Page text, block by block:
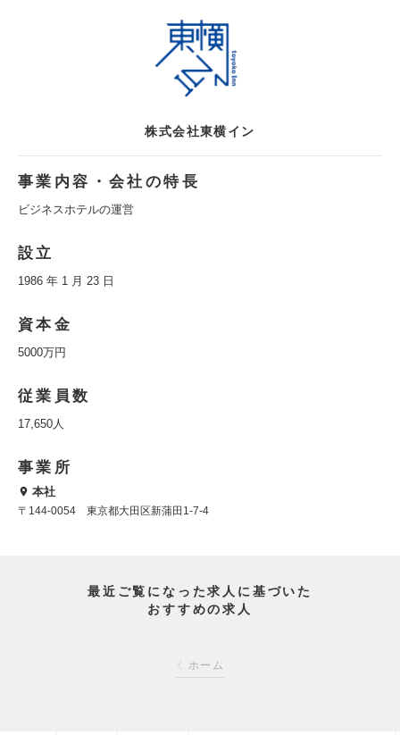
株式会社東横イン
事業内容・会社の特長
ビジネスホテルの運営
設立
1986 年 1 月 23 日
資本金
5000万円
従業員数
17,650人
事業所
本社
〒144-0054 東京都大田区新蒲田1-7-4
最近ご覧になった求人に基づいた
おすすめの求人
ホーム